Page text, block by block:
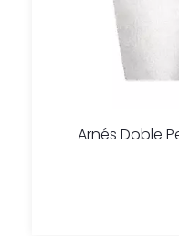
Arnés Doble